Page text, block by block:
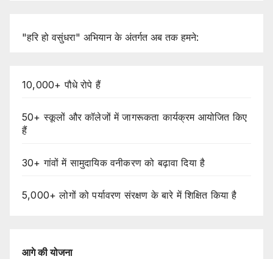
"हरि हो वसुंधरा" अभियान के अंतर्गत अब तक हमने:
10,000+ पौधे रोपे हैं
50+ स्कूलों और कॉलेजों में जागरूकता कार्यक्रम आयोजित किए
हैं
30+ गांवों में सामुदायिक वनीकरण को बढ़ावा दिया है
5,000+ लोगों को पर्यावरण संरक्षण के बारे में शिक्षित किया है
आगेकीयोजना